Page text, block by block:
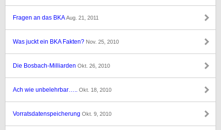
Fragen an das BKAAug. 21, 2011
Was juckt ein BKA Fakten? Nov. 25, 2010
Die Bosbach-Milliarden Okt. 26, 2010
Ach wie unbelehrbar….. Okt. 18, 2010
Vorratsdatenspeicherung Okt. 9, 2010